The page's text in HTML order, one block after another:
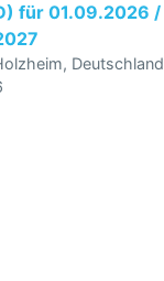
für 01.09.2026 /
Deutschland